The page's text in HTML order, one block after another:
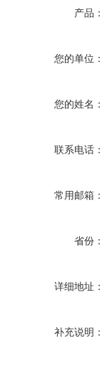
产品：
您的单位：
您的姓名：
联系电话：
常用邮箱：
省份：
详细地址：
补充说明：